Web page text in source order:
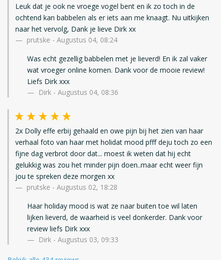
Leuk dat je ook ne vroege vogel bent en ik zo toch in de
ochtend kan babbelen als er iets aan me knaagt. Nu uitkijken
naar het vervolg, Dank je lieve Dirk xx
prutske - Augustus 04, 08:24
Was echt gezellig babbelen met je lieverd! En ik zal vaker
wat vroeger online komen. Dank voor de mooie review!
Liefs Dirk xxx
Dirk - Augustus 04, 08:36
2x Dolly effe erbij gehaald en owe pijn bij het zien van haar
verhaal foto van haar met holidat mood pfff deju toch zo een
fijne dag verbrot door dat... moest ik weten dat hij echt
gelukkig was zou het minder pijn doen..maar echt weer fijn
jou te spreken deze morgen xx
prutske - Augustus 02, 18:28
Haar holiday mood is wat ze naar buiten toe wil laten
lijken lieverd, de waarheid is veel donkerder. Dank voor
review liefs Dirk xxx
Dirk - Augustus 03, 09:33